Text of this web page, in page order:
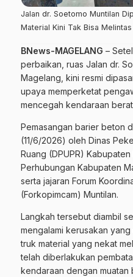
Jalan dr. Soetomo Muntilan
Material Kini Tak Bisa Melintas
BNews-MAGELANG –
perbaikan, ruas Jalan dr.
Magelang, kini resmi
upaya memperketat
mencegah kendaraan
Pemasangan barier beton
(11/6/2026) oleh Dinas
Ruang (DPUPR)
Perhubungan Kabupaten
serta jajaran Forum
(Forkopimcam) Muntilan.
Langkah tersebut diambil
mengalami kerusakan
truk material yang nekat
telah diberlakukan
kendaraan dengan muatan